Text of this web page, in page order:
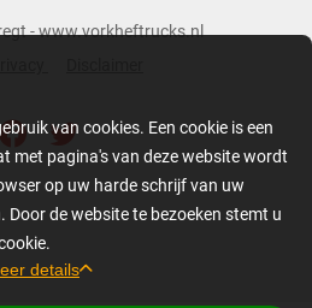
- www.vorkheftrucks.nl
van cookies. Een cookie is een
met pagina's van deze website wordt
op uw harde schrijf van uw
de website te bezoeken stemt u
details